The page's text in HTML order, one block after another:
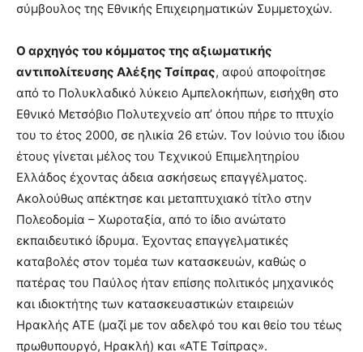
σύμβουλος της Εθνικής Επιχειρηματικών Συμμετοχών.
Ο αρχηγός του κόμματος της αξιωματικής
αντιπολίτευσης Αλέξης Τσίπρας, αφού αποφοίτησε
από το Πολυκλαδικό λύκειο Αμπελοκήπων, εισήχθη στο
Εθνικό Μετσόβιο Πολυτεχνείο απ’ όπου πήρε το πτυχίο
του το έτος 2000, σε ηλικία 26 ετών. Τον Ιούνιο του ίδιου
έτους γίνεται μέλος του Τεχνικού Επιμελητηρίου
Ελλάδος έχοντας άδεια ασκήσεως επαγγέλματος.
Ακολούθως απέκτησε και μεταπτυχιακό τίτλο στην
Πολεοδομία – Χωροταξία, από το ίδιο ανώτατο
εκπαιδευτικό ίδρυμα. Έχοντας επαγγελματικές
καταβολές στον τομέα των κατασκευών, καθώς ο
πατέρας του Παύλος ήταν επίσης πολιτικός μηχανικός
και ιδιοκτήτης των κατασκευαστικών εταιρειών
Ηρακλής ΑΤΕ (μαζί με τον αδελφό του και θείο του τέως
πρωθυπουργό, Ηρακλή) και «ΑΤΕ Τσίπρας».